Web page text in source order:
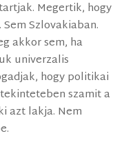
Megertik, hogy
Szlovakiaban.
akkor sem, ha
univerzalis
hogy politikai
szamit a
azt lakja. Nem